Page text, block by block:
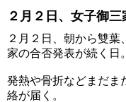
２月２日、女子御三
２月２日、朝から雙
家の合否発表が続く日。
発熱や骨折などまだま
絡が届く。